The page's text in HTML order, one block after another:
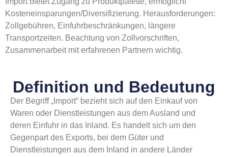
Kosteneinsparungen/Diversifizierung. Herausforderungen:
Zollgebühren, Einfuhrbeschränkungen, längere
Transportzeiten. Beachtung von Zollvorschriften,
Zusammenarbeit mit erfahrenen Partnern wichtig.
Definition und Bedeutung
Der Begriff „Import“ bezieht sich auf den Einkauf von
Waren oder Dienstleistungen aus dem Ausland und
deren Einfuhr in das Inland. Es handelt sich um den
Gegenpart des Exports, bei dem Güter und
Dienstleistungen aus dem Inland in andere Länder